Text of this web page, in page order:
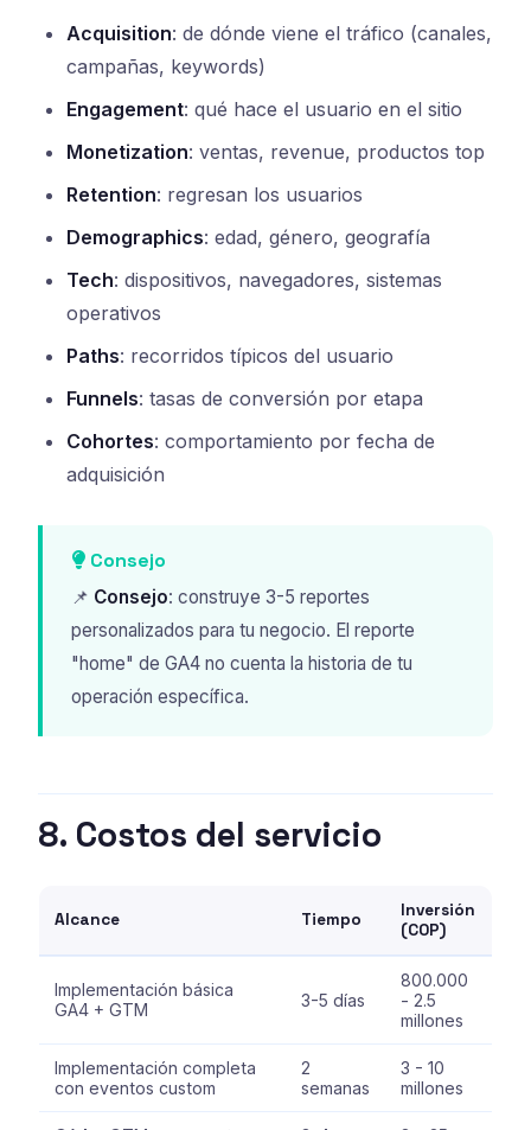
Acquisition: de dónde viene el tráfico (canales,
campañas, keywords)
Engagement: qué hace el usuario en el sitio
Monetization: ventas, revenue, productos top
Retention: regresan los usuarios
Demographics: edad, género, geografía
Tech: dispositivos, navegadores, sistemas
operativos
Paths: recorridos típicos del usuario
Funnels: tasas de conversión por etapa
Cohortes: comportamiento por fecha de
adquisición
Consejo
📌 Consejo: construye 3-5 reportes
personalizados para tu negocio. El reporte
"home" de GA4 no cuenta la historia de tu
operación específica.
8. Costos del servicio
Alcance Tiempo
Inversión
(COP)
Implementación básica
GA4 + GTM
3-5 días
800.000
- 2.5
millones
Implementación completa
con eventos custom
2
semanas
3 - 10
millones